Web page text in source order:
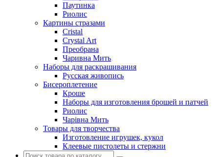
Паутинка
Риолис
Картины стразами
Cristal
Crystal Art
Преобрана
Чаривна Мить
Наборы для раскрашивания
Русская живопись
Бисероплетение
Кроше
Наборы для изготовления брошей и патчей
Риолис
Чарiвна Мить
Товары для творчества
Изготовление игрушек, кукол
Клеевые пистолеты и стержни